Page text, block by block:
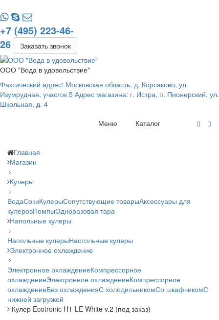
+7 (495) 223-46-
26
Заказать звонок
ООО "Вода в удовольствие"
Фактический адрес: Московская область, д. Корсаково, ул.
Изумрудная, участок 5 Адрес магазина: г. Истра, п. Пионерский, ул.
Школьная, д. 4
Каталог
Меню
Главная
Магазин
Кулеры
ВодаСокиКулерыСопутствующие товарыАксессуары для
кулеровПомпыОдноразовая тара
Напольные кулеры
Напольные кулерыНастольные кулеры
Электронное охлаждение
Электронное охлаждениеКомпрессорное
охлаждениеЭлектронное охлаждениеКомпрессорное
охлаждениеБез охлажденияС холодильникомСо шкафчикомС
нижней загрузкой
Кулер Ecotronic H1-LE White v.2 (под заказ)